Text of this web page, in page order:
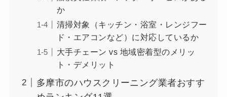
か
清掃対象（キッチン・浴室・レンジフー
ド・エアコンなど）に対応しているか
大手チェーン vs 地域密着型のメリッ
ト・デメリット
多摩市のハウスクリーニング業者おすす